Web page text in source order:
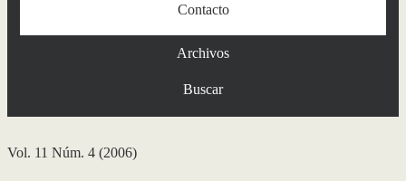
Contacto
Archivos
Buscar
Vol. 11 Núm. 4 (2006)